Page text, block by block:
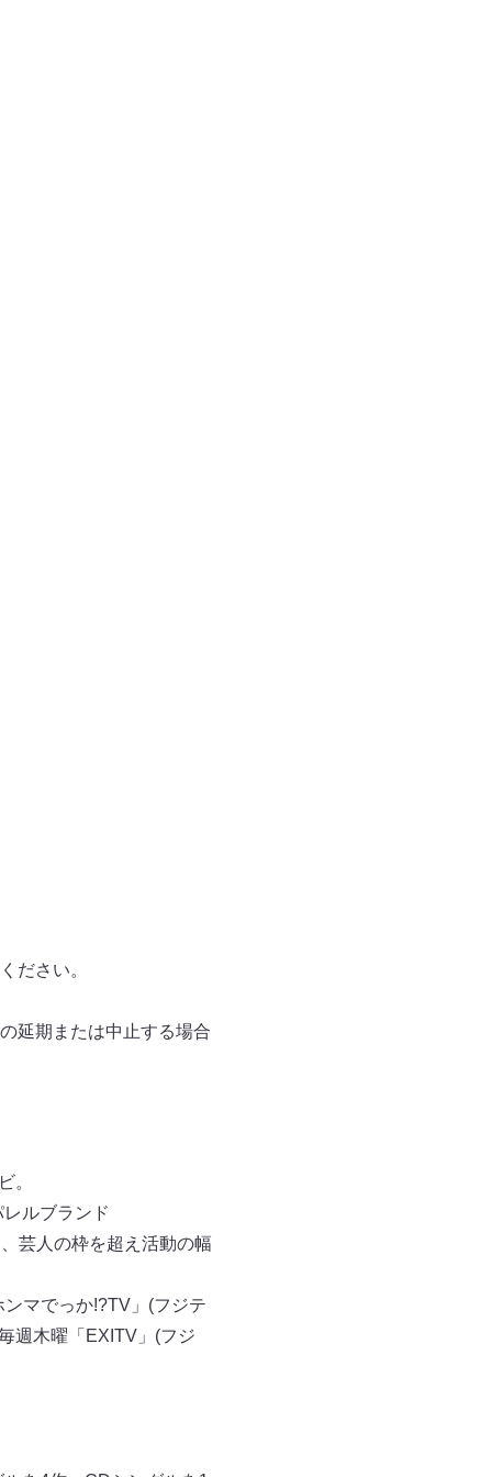
ださい。
延期または中⽌する場合
。
ルブランド
芸人の枠を超え活動の幅
マでっか!?TV」(フジテ
週木曜「EXITV」(フジ